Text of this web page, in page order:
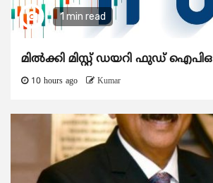
1 min read
മിൽക്കി മിസ്റ്റ് ഡയറി ഫുഡ് ഐപിഒ
10 hours ago Kumar